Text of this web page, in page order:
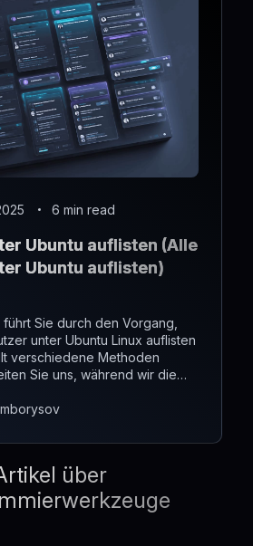
6 min read
Ubuntu auflisten (Alle
Ubuntu auflisten)
Sie durch den Vorgang,
unter Ubuntu Linux auflisten
verschiedene Methoden
Sie uns, während wir die
über